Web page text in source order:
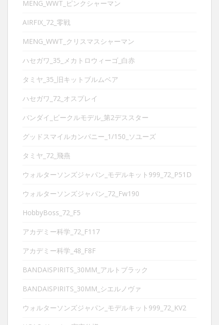
MENG_WWT_ピンクシャーマン
AIRFIX_72_零戦
MENG_WWT_クリスマスシャーマン
ハセガワ_35_メカトロウィーゴ_白赤
タミヤ_35_旧キットブルムベア
ハセガワ_72_オスプレイ
バンダイ_ビークルモデル_第2デススター
グッドスマイルカンパニー_1/150_ソユーズ
タミヤ_72_飛燕
ウォルターソンズジャパン_モデルキット999_72_P51D
ウォルターソンズジャパン_72_Fw190
HobbyBoss_72_F5
アカデミー科学_72_F117
アカデミー科学_48_F8F
BANDAISPIRITS_30MM_アルトブラック
BANDAISPIRITS_30MM_シエルノヴァ
ウォルターソンズジャパン_モデルキット999_72_KV2